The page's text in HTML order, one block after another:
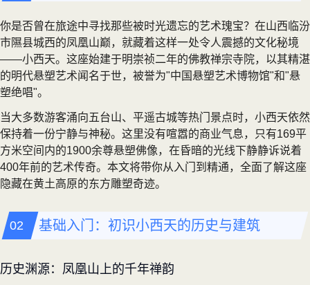
你是否曾在旅途中寻找那些被时光遗忘的艺术瑰宝？在山西临汾
市隰县城西的凤凰山巅，就藏着这样一处令人震撼的文化秘境
——小西天。这座始建于明崇祯二年的佛教禅宗寺院，以其精湛
的明代悬塑艺术闻名于世，被誉为"中国悬塑艺术博物馆"和"悬
塑绝唱"。
当大多数游客涌向五台山、平遥古城等热门景点时，小西天依然
保持着一份宁静与神秘。这里没有喧嚣的商业气息，只有169平
方米空间内的1900余尊悬塑佛像，在昏暗的光线下静静诉说着
400年前的艺术传奇。本文将带你从入门到精通，全面了解这座
隐藏在黄土高原的东方雕塑奇迹。
基础入门：初识小西天的历史与建筑
历史渊源：凤凰山上的千年禅韵